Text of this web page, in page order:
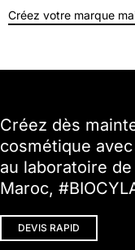
Créez votre marque
Créez dès
cosmétique
au laboratoire
Maroc,
DEVIS RAPID